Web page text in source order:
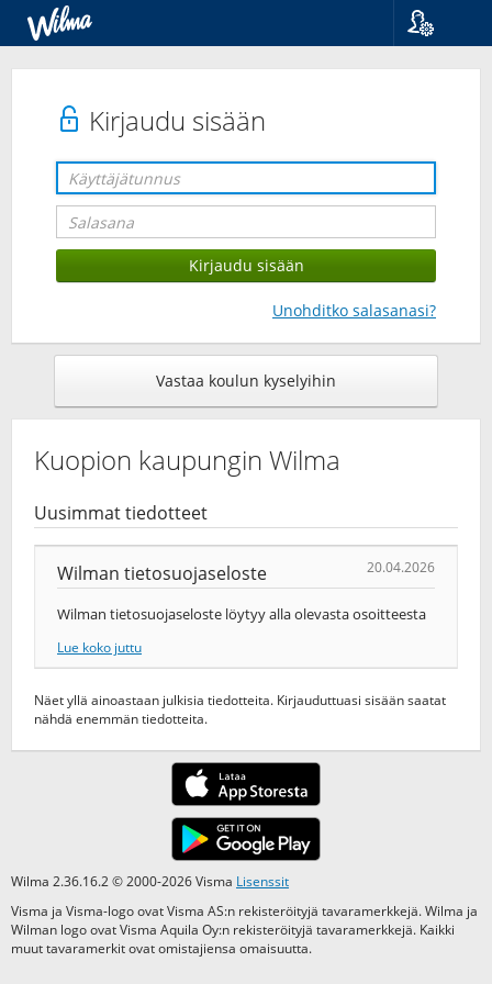
Kirjaudu sisään
Unohditko salasanasi?
Vastaa koulun kyselyihin
Kuopion kaupungin Wilma
Uusimmat tiedotteet
Wilman tietosuojaseloste 20.04.2026
Wilman tietosuojaseloste löytyy alla olevasta osoitteesta
Lue koko juttu
Näet yllä ainoastaan julkisia tiedotteita. Kirjauduttuasi sisään saatat
nähdä enemmän tiedotteita.
Wilma 2.36.16.2 © 2000-2026 Visma Lisenssit
Visma ja Visma-logo ovat Visma AS:n rekisteröityjä tavaramerkkejä. Wilma ja
Wilman logo ovat Visma Aquila Oy:n rekisteröityjä tavaramerkkejä. Kaikki
muut tavaramerkit ovat omistajiensa omaisuutta.